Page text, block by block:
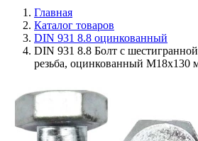
Главная
Каталог товаров
DIN 931 8.8 оцинкованный
DIN 931 8.8 Болт с
резьба, оцинкованный M18x130